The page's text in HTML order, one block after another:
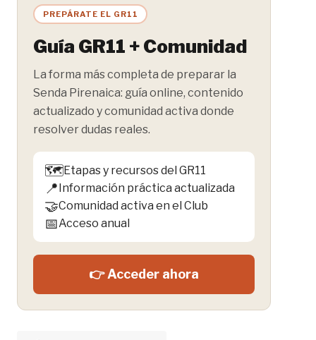
PREPÁRATE EL GR11
Guía GR11 + Comunidad
La forma más completa de preparar la
Senda Pirenaica: guía online, contenido
actualizado y comunidad activa donde
resolver dudas reales.
🗺️Etapas y recursos del GR11
📍Información práctica actualizada
🤝Comunidad activa en el Club
📅Acceso anual
👉 Acceder ahora